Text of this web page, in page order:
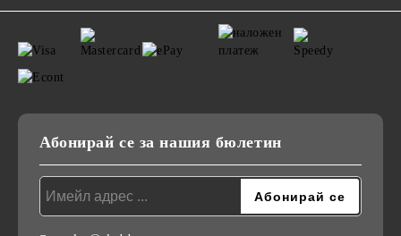
Абонирай се за нашия бюлетин